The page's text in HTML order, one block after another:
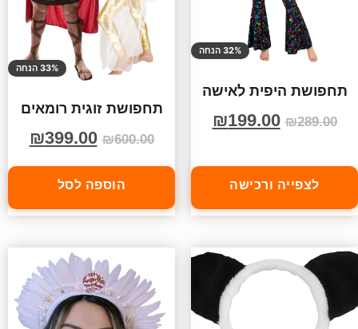
32% הנחה
תחפושת היפית לאישה
₪289.00
₪199.00
לצפייה ורכישה
33% הנחה
תחפושת זוגית רומאים
₪600.00
₪399.00
הוספה לסל